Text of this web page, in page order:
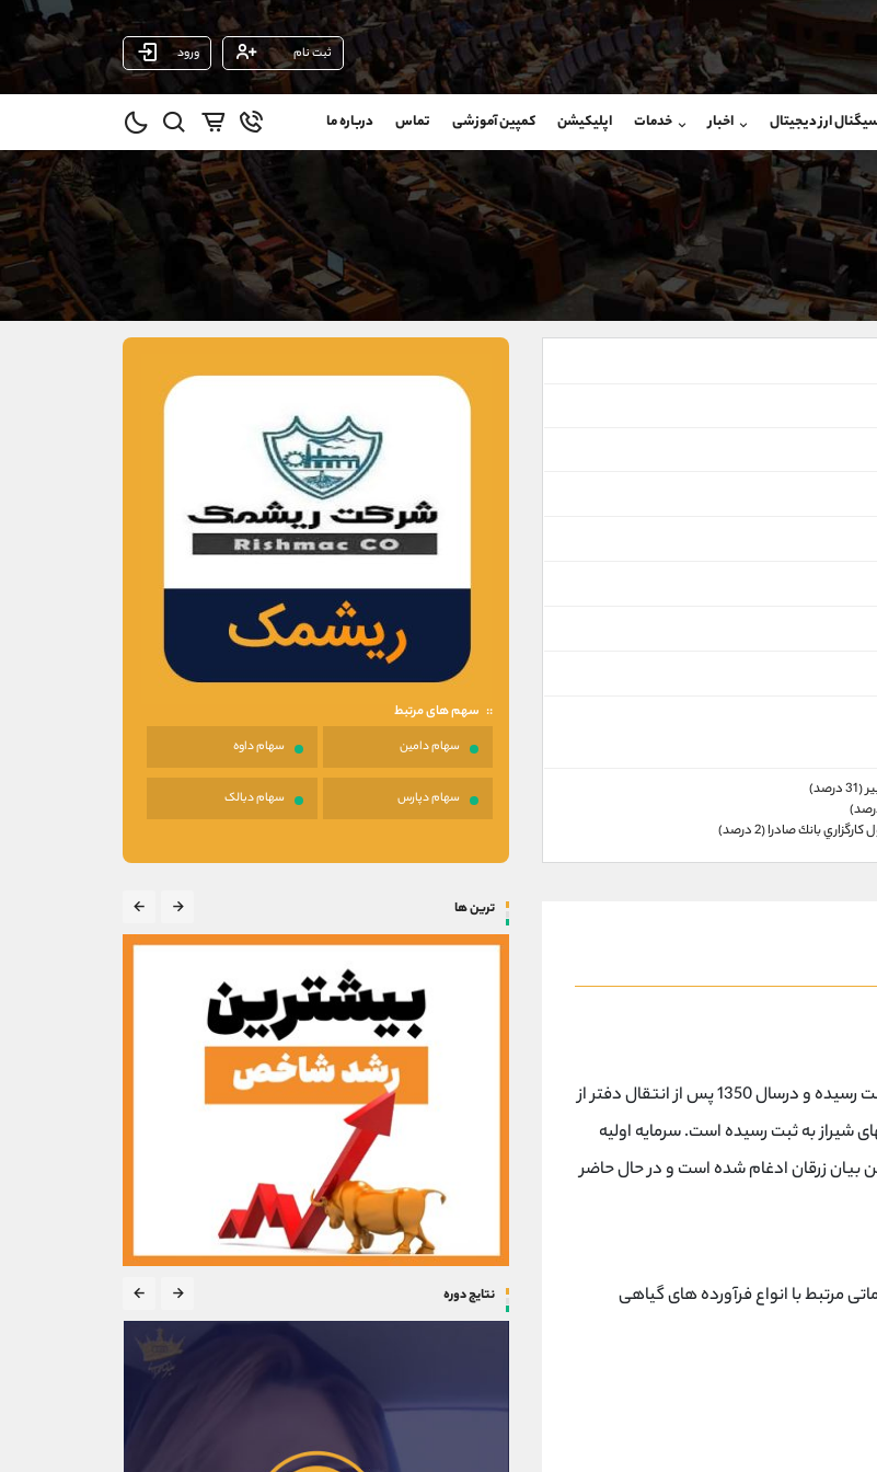
ثبت نام ورود
ارز دیجیتال اخبار خدمات اپلیکیشن کمپین آموزشی تماس درباره ما
بانك صادرا (2 درصد)
سهم های مرتبط
سهام دامين سهام داوه
سهام دپارس سهام دبالک
شركت تولید و صادرات ریشمک در تاریخ 11/10/1348 در تهران به ثبت رسیده و درسال 1350 پس از انتقال دفتر از
30/4/1393 در اداره ثبت شرکتهای شیراز به ثبت رسیده است. سرمایه اولیه
که در تاریخ 23/8/1394 با شرکت شیرین بیان زرقان ادغام شده است و در حال حاضر
مرتبط با انواع فرآورده های گیاهی
ترین ها
نتایج دوره
شروع گفتگو
118
شروع گفتگو
@Armteam_admin_104
داخلی 104
(محسن یزدی)
09304891085
واتساپ شروع گفتگو
تلگرام @Armteam_admin_103
021-22021030
90001030
@alireza.mehrabii
@alirezamehrabi_com
@alirezamehrabi_official